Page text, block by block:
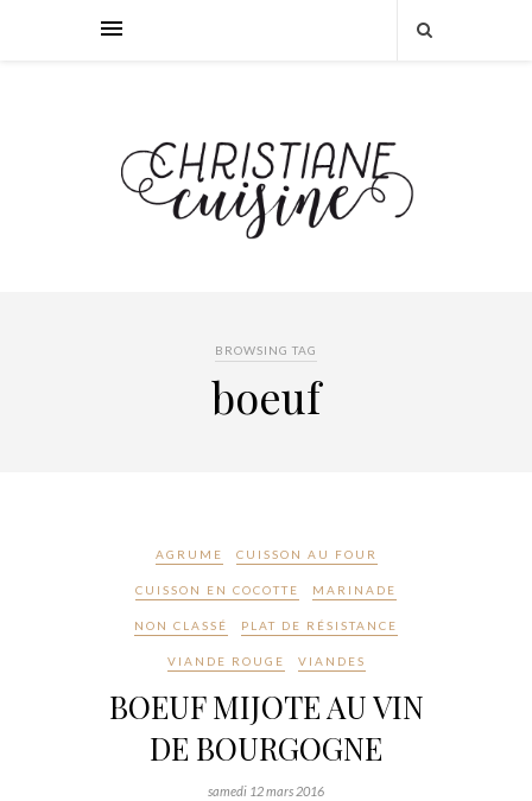
BROWSING TAG
boeuf
AGRUME CUISSON AU FOUR
CUISSON EN COCOTTE MARINADE
NON CLASSÉ PLAT DE RÉSISTANCE
VIANDE ROUGE VIANDES
BOEUF MIJOTE AU VIN
DE BOURGOGNE
samedi 12 mars 2016